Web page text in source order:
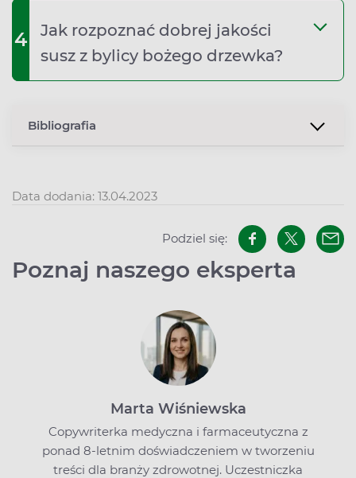
4
Jak rozpoznać dobrej jakości
susz z bylicy bożego drzewka?
Bibliografia
Data dodania: 13.04.2023
Podziel się:
Poznaj naszego eksperta
Marta Wiśniewska
Copywriterka medyczna i farmaceutyczna z
ponad 8-letnim doświadczeniem w tworzeniu
treści dla branży zdrowotnej. Uczestniczka